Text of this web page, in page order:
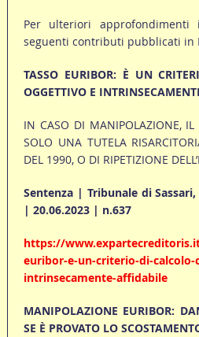
Per ulteriori
seguenti contributi pubblicati in
TASSO EURIBOR: È UN
OGGETTIVO E
IN CASO DI MANIPOLAZIONE, IL
SOLO UNA TUTELA
DEL 1990, O DI RIPETIZIONE
Sentenza | Tribunale di
| 20.06.2023 | n.637
https://
euribor-e-un-criterio-di-
intrinsecamente-affidabile
MANIPOLAZIONE EURIBOR:
SE È PROVATO LO